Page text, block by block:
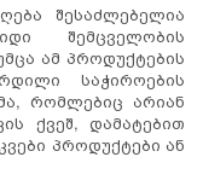
შესაძლებელია
შემცველობის
ამ პროდუქტების
საჭიროების
რომლებიც არიან
ქვეშ, დამატებით
პროდუქტები ან